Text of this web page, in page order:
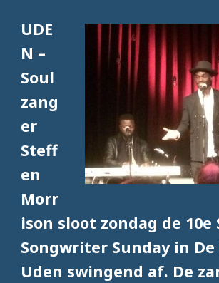
UDE
N –
Soul
zang
er
Steff
en
Morr
ison sloot zondag de 10e
Songwriter Sunday in
Uden swingend af. De